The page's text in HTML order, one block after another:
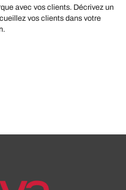
avec vos clients. Décrivez un
vos clients dans votre